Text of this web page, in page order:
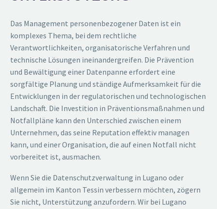
Das Management personenbezogener Daten ist ein
komplexes Thema, bei dem rechtliche
Verantwortlichkeiten, organisatorische Verfahren und
technische Lösungen ineinandergreifen. Die Prävention
und Bewältigung einer Datenpanne erfordert eine
sorgfältige Planung und ständige Aufmerksamkeit für die
Entwicklungen in der regulatorischen und technologischen
Landschaft. Die Investition in Präventionsmaßnahmen und
Notfallpläne kann den Unterschied zwischen einem
Unternehmen, das seine Reputation effektiv managen
kann, und einer Organisation, die auf einen Notfall nicht
vorbereitet ist, ausmachen.
Wenn Sie die Datenschutzverwaltung in Lugano oder
allgemein im Kanton Tessin verbessern möchten, zögern
Sie nicht, Unterstützung anzufordern. Wir bei Lugano